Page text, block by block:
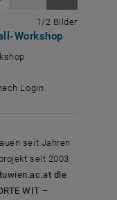
Bild
1/2 Bilder
Workshop
Login
seit Jahren
seit 2003
dle
WIT –